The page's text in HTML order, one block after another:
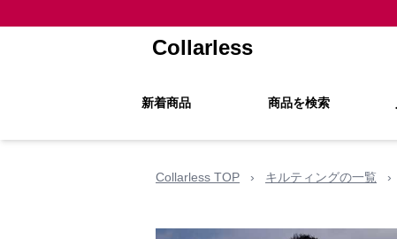
Collarless
新着商品 商品を検索
Collarless TOP › キルティングの一覧 ›